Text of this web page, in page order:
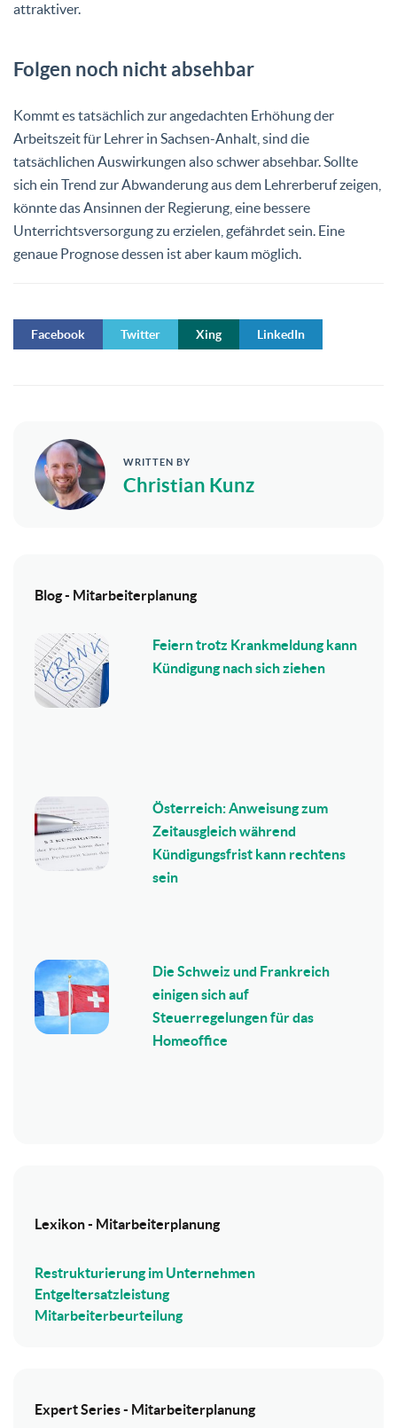
attraktiver.
Folgen noch nicht absehbar
Kommt es tatsächlich zur angedachten Erhöhung der
Arbeitszeit für Lehrer in Sachsen-Anhalt, sind die
tatsächlichen Auswirkungen also schwer absehbar. Sollte
sich ein Trend zur Abwanderung aus dem Lehrerberuf zeigen,
könnte das Ansinnen der Regierung, eine bessere
Unterrichtsversorgung zu erzielen, gefährdet sein. Eine
genaue Prognose dessen ist aber kaum möglich.
Facebook Twitter Xing LinkedIn
WRITTEN BY
Christian Kunz
Blog - Mitarbeiterplanung
Feiern trotz Krankmeldung kann
Kündigung nach sich ziehen
Österreich: Anweisung zum
Zeitausgleich während
Kündigungsfrist kann rechtens
sein
Die Schweiz und Frankreich
einigen sich auf
Steuerregelungen für das
Homeoffice
Lexikon - Mitarbeiterplanung
Restrukturierung im Unternehmen
Entgeltersatzleistung
Mitarbeiterbeurteilung
Expert Series - Mitarbeiterplanung